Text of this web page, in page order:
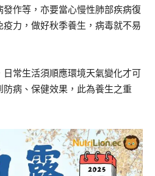
發作等，亦要當心慢性肺部疾病復
力，做好秋季養生，病毒就不易
常生活須順應環境天氣變化才可
病、保健效果，此為養生之重